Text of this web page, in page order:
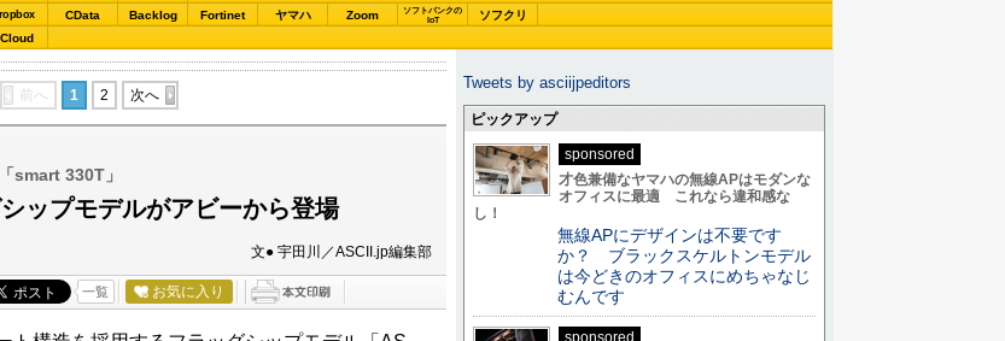
CData Backlog Fortinet ヤマハ Zoom
ソフトバンクの
IoT
ソフクリ
前へ 1 2 次へ
smart 330T」
ップモデルがアビーから登場
文● 宇田川／ASCII.jp編集部
一覧 お気に入り
Tweets by asciijpeditors
ピックアップ
sponsored
才色兼備なヤマハの無線APはモダンな
オフィスに最適 これなら違和感な
し！
無線APにデザインは不要です
か？ ブラックスケルトンモデル
は今どきのオフィスにめちゃなじ
むんです
sponsored